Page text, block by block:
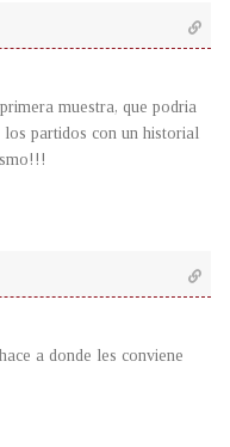
muestra, que podria
partidos con un historial
a donde les conviene